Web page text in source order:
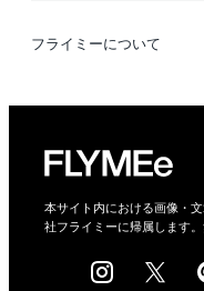
利用規約
フライミーについて
会社概要
採用情報
本サイト内における画像・
社フライミーに帰属します